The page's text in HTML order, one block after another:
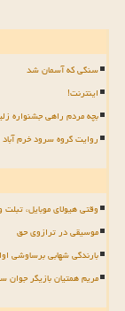
سنگی که آسمان شد
اینترنت!
بچه مردم راهی جشنواره
روایت گروه سرود خرم
وقتی هیولای موبایل،
موسیقی در ترازوی حق
بارندگی شهابی برساوشی
مریم همتیان بازیگر جوان